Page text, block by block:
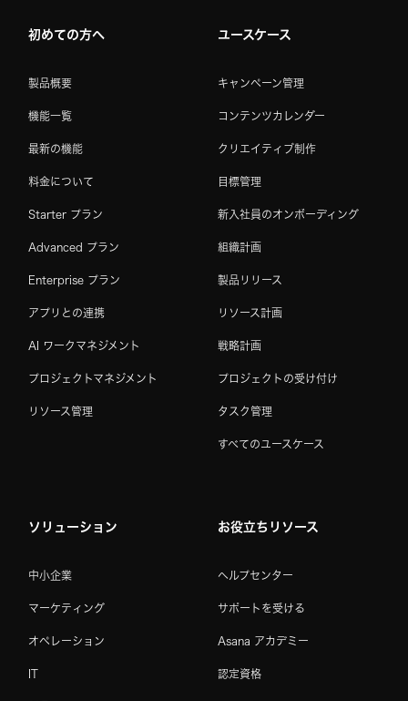
初めての方へ
製品概要
機能一覧
最新の機能
料金について
Starter プラン
Advanced プラン
Enterprise プラン
アプリとの連携
AI ワークマネジメント
プロジェクトマネジメント
リソース管理
ユースケース
キャンペーン管理
コンテンツカレンダー
クリエイティブ制作
目標管理
新入社員のオンボーディング
組織計画
製品リリース
リソース計画
戦略計画
プロジェクトの受け付け
タスク管理
すべてのユースケース
ソリューション
中小企業
マーケティング
オペレーション
IT
お役立ちリソース
ヘルプセンター
サポートを受ける
Asana アカデミー
認定資格